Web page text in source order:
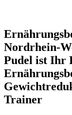
Nordrhein-
Pudel ist Ihr
Trainer